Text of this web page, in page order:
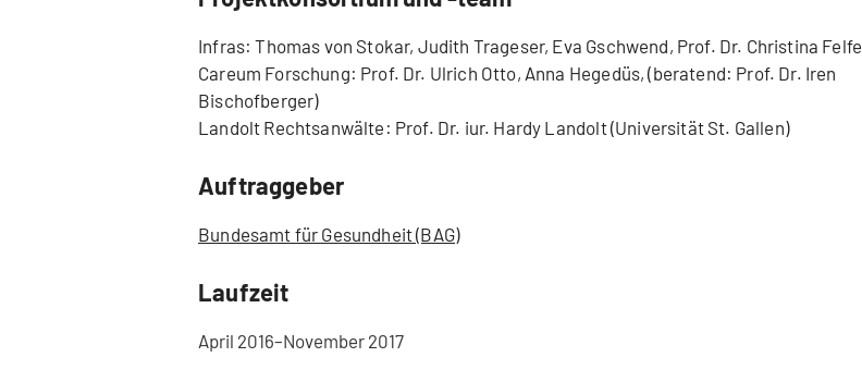
Infras: Thomas von Stokar, Judith Trageser, Eva Gschwend, Prof. Dr. Christina Felfe
Careum Forschung: Prof. Dr. Ulrich Otto, Anna Hegedüs, (beratend: Prof. Dr. Iren
Bischofberger)
Landolt Rechtsanwälte: Prof. Dr. iur. Hardy Landolt (Universität St. Gallen)
Auftraggeber
Bundesamt für Gesundheit (BAG)
Laufzeit
April 2016–November 2017